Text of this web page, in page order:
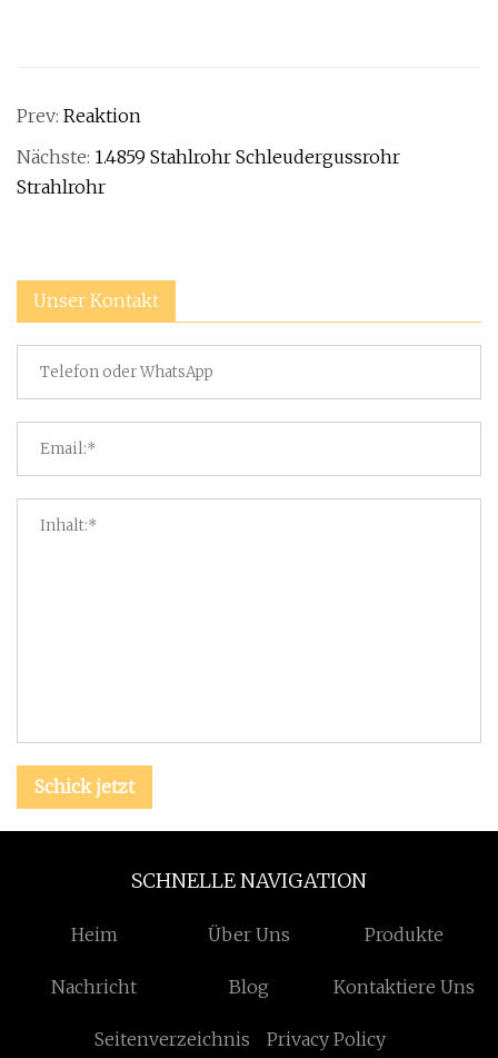
Prev: Reaktion
Nächste: 1.4859 Stahlrohr Schleudergussrohr
Strahlrohr
Unser Kontakt
Schick jetzt
SCHNELLE NAVIGATION
Heim Über Uns Produkte
Nachricht Blog Kontaktiere Uns
Seitenverzeichnis Privacy Policy